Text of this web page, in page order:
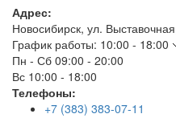
Адрес:
Новосибирск, ул.
График работы: 10:00 - 18:00
Пн - Сб 09:00 - 20:00
Вс 10:00 - 18:00
Телефоны:
+7 (383) 383-07-11